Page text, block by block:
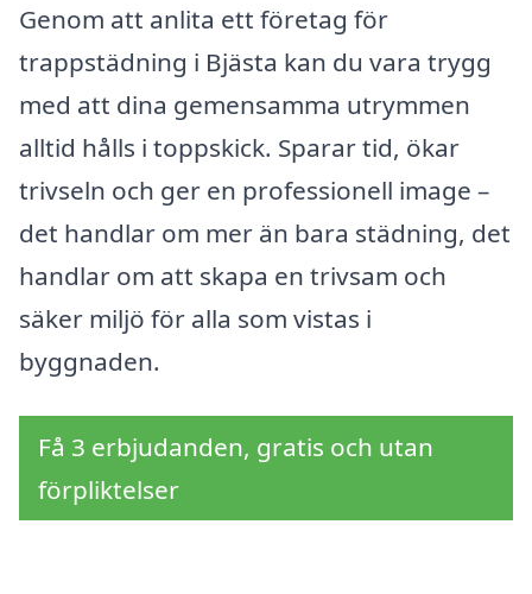
Genom att anlita ett företag för
trappstädning i Bjästa kan du vara trygg
med att dina gemensamma utrymmen
alltid hålls i toppskick. Sparar tid, ökar
trivseln och ger en professionell image –
det handlar om mer än bara städning, det
handlar om att skapa en trivsam och
säker miljö för alla som vistas i
byggnaden.
Få 3 erbjudanden, gratis och utan
förpliktelser